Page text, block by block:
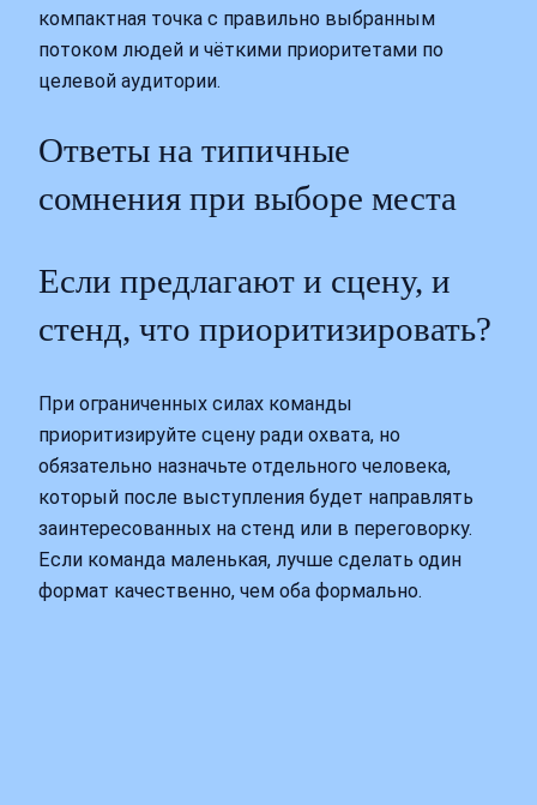
компактная точка с правильно выбранным
потоком людей и чёткими приоритетами по
целевой аудитории.
Ответы на типичные
сомнения при выборе места
Если предлагают и сцену, и
стенд, что приоритизировать?
При ограниченных силах команды
приоритизируйте сцену ради охвата, но
обязательно назначьте отдельного человека,
который после выступления будет направлять
заинтересованных на стенд или в переговорку.
Если команда маленькая, лучше сделать один
формат качественно, чем оба формально.